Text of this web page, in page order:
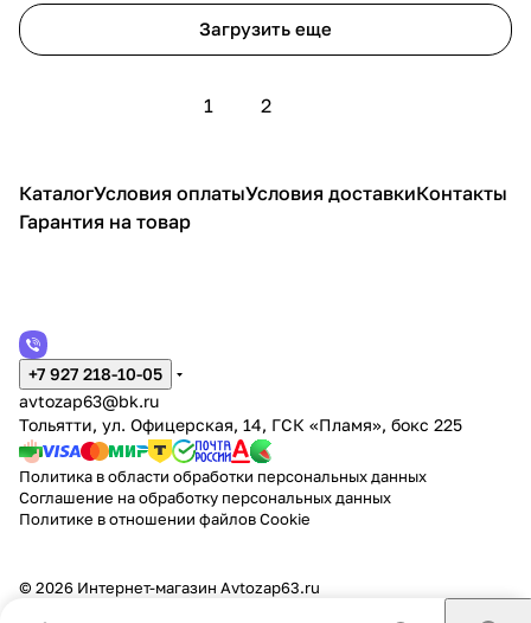
Загрузить еще
1 2
КаталогУсловия оплатыУсловия доставкиКонтакты
Гарантия на товар
+7 927 218-10-05
avtozap63@bk.ru
Тольятти, ул. Офицерская, 14, ГСК «Пламя», бокс 225
Политика в области обработки персональных данных
Соглашение на обработку персональных данных
Политике в отношении файлов Cookie
© 2026 Интернет-магазин Аvtozap63.ru